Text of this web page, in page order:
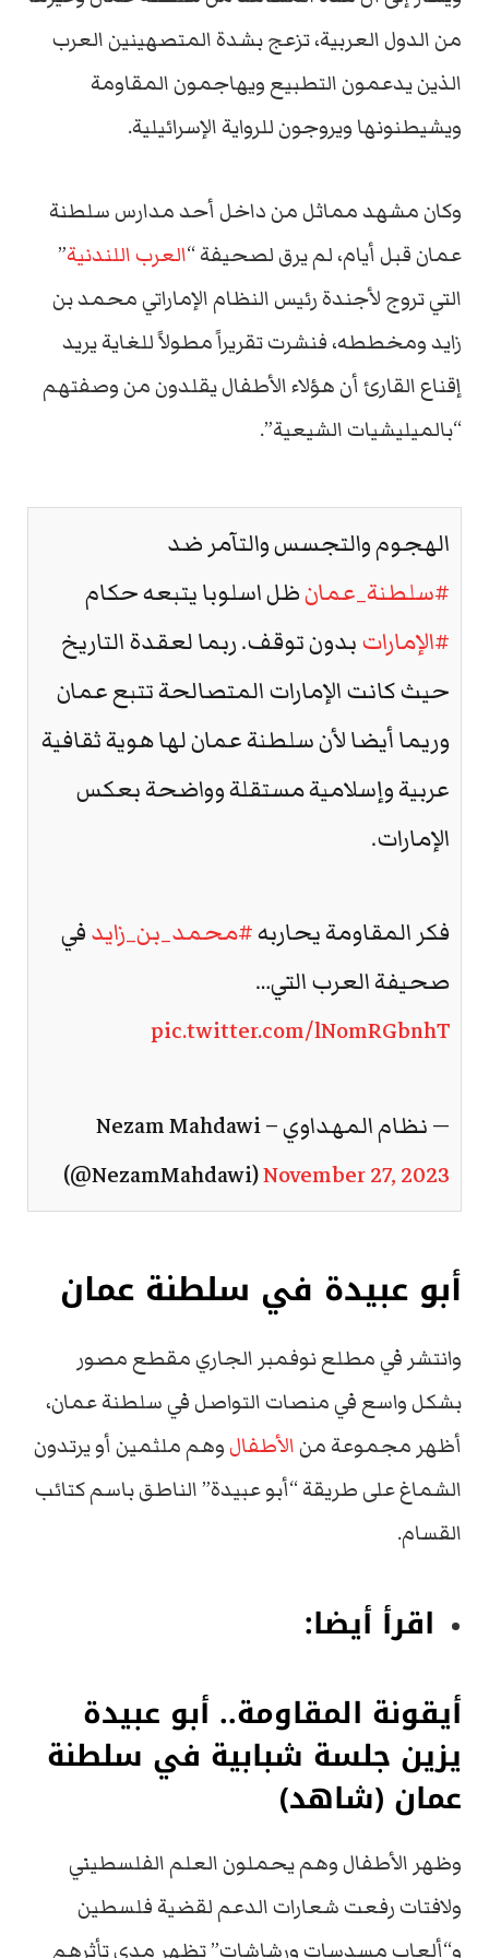
من الدول العربية، تزعج بشدة المتصهينين العرب
الذين يدعمون التطبيع ويهاجمون المقاومة
ويشيطنونها ويروجون للرواية الإسرائيلية.
وكان مشهد مماثل من داخل أحد مدارس سلطنة
عمان قبل أيام، لم يرق لصحيفة “العرب اللندنية”
التي تروج لأجندة رئيس النظام الإماراتي محمد بن
زايد ومخططه، فنشرت تقريراً مطولاً للغاية يريد
إقناع القارئ أن هؤلاء الأطفال يقلدون من وصفتهم
“بالميليشيات الشيعية”.
الهجوم والتجسس والتآمر ضد
#سلطنة_عمانظل اسلوبا يتبعه حكام
#الإماراتبدون توقف. ربما لعقدة التاريخ
حيث كانت الإمارات المتصالحة تتبع عمان
وريما أيضا لأن سلطنة عمان لها هوية ثقافية
عربية وإسلامية مستقلة وواضحة بعكس
الإمارات.
فكر المقاومة يحاربه#محمد_بن_زايدفي
صحيفة العرب التي…
pic.twitter.com/lNomRGbnhT
— نظام المهداوي – Nezam Mahdawi
(@NezamMahdawi)November 27, 2023
أبو عبيدة في سلطنة عمان
وانتشر في مطلع نوفمبر الجاري مقطع مصور
بشكل واسع في منصات التواصل في سلطنة عمان،
أظهر مجموعة منالأطفالوهم ملثمين أو يرتدون
الشماغ على طريقة “أبو عبيدة” الناطق باسم كتائب
القسام.
اقرأ أيضا:
أيقونة المقاومة.. أبو عبيدة
يزين جلسة شبابية في سلطنة
عمان (شاهد)
وظهر الأطفال وهم يحملون العلم الفلسطيني
ولافتات رفعت شعارات الدعم لقضية فلسطين
و“ألعاب مسدسات ورشاشات” تظهر مدى تأثرهم